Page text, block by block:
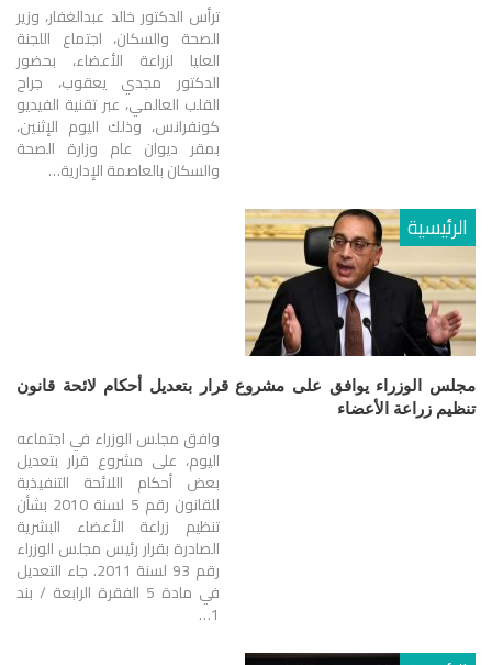
ترأس الدكتور خالد عبدالغفار، وزير
الصحة والسكان، اجتماع اللجنة
العليا لزراعة الأعضاء، بحضور
الدكتور مجدي يعقوب، جراح
القلب العالمي، عبر تقنية الفيديو
كونفرانس، وذلك اليوم الإثنين،
بمقر ديوان عام وزارة الصحة
والسكان بالعاصمة الإدارية…
الرئيسية
مجلس الوزراء يوافق على مشروع قرار بتعديل أحكام لائحة قانون
تنظيم زراعة الأعضاء
وافق مجلس الوزراء في اجتماعه
اليوم، على مشروع قرار بتعديل
بعض أحكام اللائحة التنفيذية
للقانون رقم 5 لسنة 2010 بشأن
تنظيم زراعة الأعضاء البشرية
الصادرة بقرار رئيس مجلس الوزراء
رقم 93 لسنة 2011. جاء التعديل
في مادة 5 الفقرة الرابعة / بند
1…